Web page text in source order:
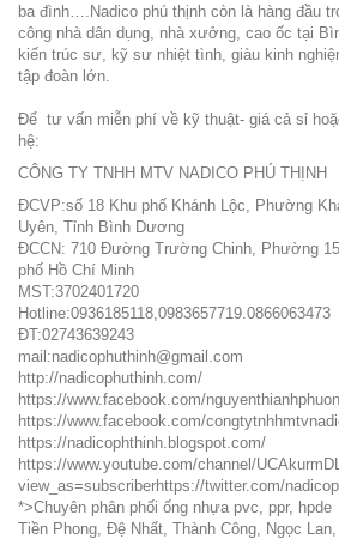
ba đình…
.Nadico phú thịnh còn là hàng đầu
công nhà dân dụng, nhà xưởng, cao ốc tại
kiến trúc sư, kỹ sư nhiệt tình, giàu kinh
tập đoàn lớn.
Để tư vấn miễn phí về kỹ thuật- giá cả sỉ
hệ:
CÔNG TY TNHH MTV NADICO PHÚ THỊNH
ĐCVP:số 18 Khu phố Khánh Lộc, Phường
Uyên, Tỉnh Bình Dương
ĐCCN: 710 Đường Trường Chinh, Phường
phố Hồ Chí Minh
MST:3702401720
Hotline:0936185118,0983657719.0866063473
ĐT:02743639243
mail:nadicophuthinh@gmail.com
http://nadicophuthinh.com/
https://www.facebook.com/
https://www.facebook.com/
https://nadicophthinh.blogspot.com/
https://www.youtube.com/channel/
view_as=subscriberhttps://twitter.com/
*>Chuyên phân phối ống nhựa pvc, ppr,
Tiền Phong, Đệ Nhất, Thành Công, Ngọc